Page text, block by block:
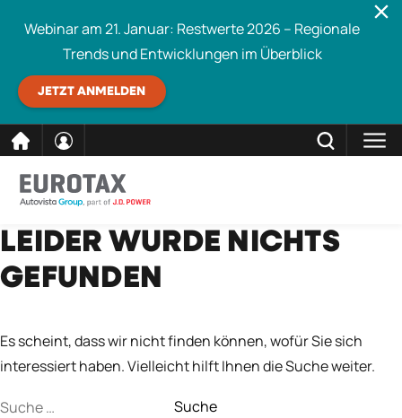
direkt
zum
Inhalt
Webinar am 21. Januar: Restwerte 2026 – Regionale
Trends und Entwicklungen im Überblick
JETZT ANMELDEN
Eurotax durchsuchen SCHLIESSEN
LEIDER WURDE NICHTS
GEFUNDEN
Es scheint, dass wir nicht finden können, wofür Sie sich
interessiert haben. Vielleicht hilft Ihnen die Suche weiter.
Suche